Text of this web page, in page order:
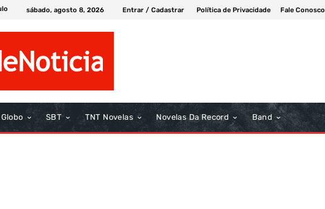
sábado, agosto 8, 2026 Entrar / Cadastrar Política de Privacidade Fale Conosco
SBT TNT Novelas Novelas Da Record Band